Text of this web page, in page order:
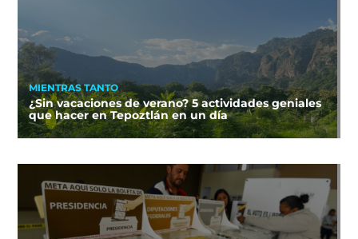
MIENTRAS TANTO
¿Sin vacaciones de verano? 5 actividades geniales
que hacer en Tepoztlán en un día